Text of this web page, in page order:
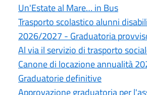
Un'Estate al Mare… in Bus
Trasporto scolastico alunni
2026/2027 - Graduatoria
Al via il servizio di trasporto
Canone di locazione annualità
Graduatorie definitive
Approvazione graduatoria per